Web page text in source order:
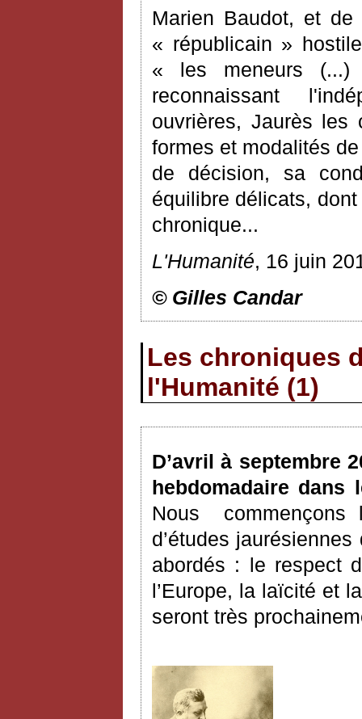
Marien Baudot, et
« républicain »
« les meneurs
reconnaissant
ouvrières, Jaurès
formes et modalités
de décision, sa
équilibre délicats,
chronique...
L'Humanité, 16 juin
© Gilles Candar
Les chroniques
l'Humanité (1)
D’avril à septembre
hebdomadaire
Nous
d’études
abordés : le respect
l’Europe, la laïcité et
seront très